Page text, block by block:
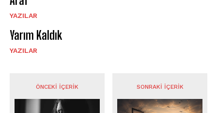
YAZILAR
Yarım Kaldık
YAZILAR
ÖNCEKI İÇERIK SONRAKI İÇERIK